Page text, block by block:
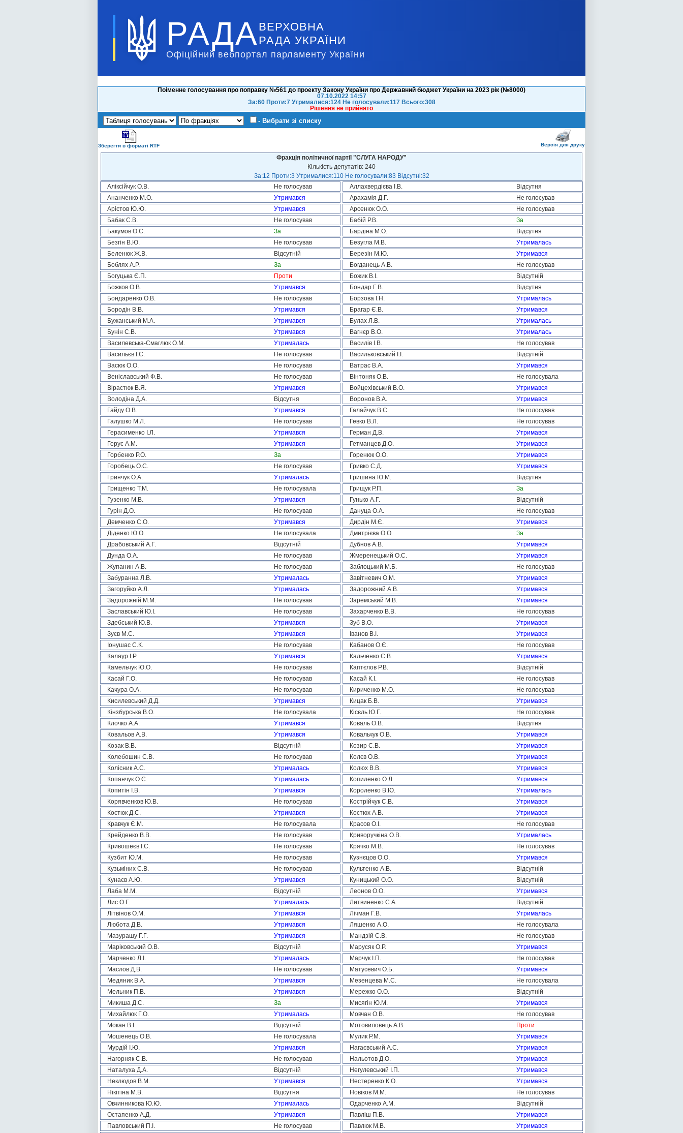
РАДА ВЕРХОВНА
РАДА УКРАЇНИ
Офіційний вебпортал парламенту України
Поіменне голосування про поправку №561 до проекту Закону України про Державний бюджет України на 2023 рік (№8000)
07.10.2022 14:57
За:60 Проти:7 Утрималися:124 Не голосували:117 Всього:308
Рішення не прийнято
- Вибрати зі списку
Зберегти в форматі RTF Версія для друку
Фракція політичної партії "СЛУГА НАРОДУ"
Кількість депутатів: 240
За:12 Проти:3 Утрималися:110 Не голосували:83 Відсутні:32
Аліксійчук О.В.
Не голосував Аллахвердієва І.В.
Відсутня
Ананченко М.О.
Утримався Арахамія Д.Г.
Не голосував
Арістов Ю.Ю.
Утримався Арсенюк О.О.
Не голосував
Бабак С.В.
Не голосував Бабій Р.В.
За
Бакумов О.С.
За Бардіна М.О.
Відсутня
Безгін В.Ю.
Не голосував Безугла М.В.
Утрималась
Беленюк Ж.В.
Відсутній Березін М.Ю.
Утримався
Боблях А.Р.
За Богданець А.В.
Не голосував
Богуцька Є.П.
Проти Божик В.І.
Відсутній
Божков О.В.
Утримався Бондар Г.В.
Відсутня
Бондаренко О.В.
Не голосував Борзова І.Н.
Утрималась
Бородін В.В.
Утримався Брагар Є.В.
Утримався
Бужанський М.А.
Утримався Булах Л.В.
Утрималась
Бунін С.В.
Утримався Вагнєр В.О.
Утрималась
Василевська-Смаглюк О.М.
Утрималась Василів І.В.
Не голосував
Васильєв І.С.
Не голосував Васильковський І.І.
Відсутній
Васюк О.О.
Не голосував Ватрас В.А.
Утримався
Веніславський Ф.В.
Не голосував Вінтоняк О.В.
Не голосувала
Вірастюк В.Я.
Утримався Войцехівський В.О.
Утримався
Володіна Д.А.
Відсутня Воронов В.А.
Утримався
Гайду О.В.
Утримався Галайчук В.С.
Не голосував
Галушко М.Л.
Не голосував Гевко В.Л.
Не голосував
Герасименко І.Л.
Утримався Герман Д.В.
Утримався
Герус А.М.
Утримався Гетманцев Д.О.
Утримався
Горбенко Р.О.
За Горенюк О.О.
Утримався
Горобець О.С.
Не голосував Гривко С.Д.
Утримався
Гринчук О.А.
Утрималась Гришина Ю.М.
Відсутня
Грищенко Т.М.
Не голосувала Грищук Р.П.
За
Гузенко М.В.
Утримався Гунько А.Г.
Відсутній
Гурін Д.О.
Не голосував Дануца О.А.
Не голосував
Демченко С.О.
Утримався Дирдін М.Є.
Утримався
Діденко Ю.О.
Не голосувала Дмитрієва О.О.
За
Драбовський А.Г.
Відсутній Дубнов А.В.
Утримався
Дунда О.А.
Не голосував Жмеренецький О.С.
Утримався
Жупанин А.В.
Не голосував Заблоцький М.Б.
Не голосував
Забуранна Л.В.
Утрималась Завітневич О.М.
Утримався
Загоруйко А.Л.
Утрималась Задорожний А.В.
Утримався
Задорожній М.М.
Не голосував Заремський М.В.
Утримався
Заславський Ю.І.
Не голосував Захарченко В.В.
Не голосував
Здебський Ю.В.
Утримався Зуб В.О.
Утримався
Зуєв М.С.
Утримався Іванов В.І.
Утримався
Іонушас С.К.
Не голосував Кабанов О.Є.
Не голосував
Калаур І.Р.
Утримався Кальченко С.В.
Утримався
Камельчук Ю.О.
Не голосував Каптєлов Р.В.
Відсутній
Касай Г.О.
Не голосував Касай К.І.
Не голосував
Качура О.А.
Не голосував Кириченко М.О.
Не голосував
Кисилевський Д.Д.
Утримався Кицак Б.В.
Утримався
Кінзбурська В.О.
Не голосувала Кісєль Ю.Г.
Не голосував
Клочко А.А.
Утримався Коваль О.В.
Відсутня
Ковальов А.В.
Утримався Ковальчук О.В.
Утримався
Козак В.В.
Відсутній Козир С.В.
Утримався
Колебошин С.В.
Не голосував Колєв О.В.
Утримався
Колісник А.С.
Утрималась Колюх В.В.
Утримався
Копанчук О.Є.
Утрималась Копиленко О.Л.
Утримався
Копитін І.В.
Утримався Короленко В.Ю.
Утрималась
Корявченков Ю.В.
Не голосував Кострійчук С.В.
Утримався
Костюк Д.С.
Утримався Костюх А.В.
Утримався
Кравчук Є.М.
Не голосувала Красов О.І.
Не голосував
Крейденко В.В.
Не голосував Криворучкіна О.В.
Утрималась
Кривошеєв І.С.
Не голосував Крячко М.В.
Не голосував
Кузбит Ю.М.
Не голосував Кузнєцов О.О.
Утримався
Кузьміних С.В.
Не голосував Культенко А.В.
Відсутній
Кунаєв А.Ю.
Утримався Куницький О.О.
Відсутній
Лаба М.М.
Відсутній Леонов О.О.
Утримався
Лис О.Г.
Утрималась Литвиненко С.А.
Відсутній
Літвінов О.М.
Утримався Лічман Г.В.
Утрималась
Любота Д.В.
Утримався Ляшенко А.О.
Не голосувала
Мазурашу Г.Г.
Утримався Мандзій С.В.
Не голосував
Маріковський О.В.
Відсутній Марусяк О.Р.
Утримався
Марченко Л.І.
Утрималась Марчук І.П.
Не голосував
Маслов Д.В.
Не голосував Матусевич О.Б.
Утримався
Медяник В.А.
Утримався Мезенцева М.С.
Не голосувала
Мельник П.В.
Утримався Мережко О.О.
Відсутній
Микиша Д.С.
За Мисягін Ю.М.
Утримався
Михайлюк Г.О.
Утрималась Мовчан О.В.
Не голосував
Мокан В.І.
Відсутній Мотовиловець А.В.
Проти
Мошенець О.В.
Не голосувала Мулик Р.М.
Утримався
Мурдій І.Ю.
Утримався Нагаєвський А.С.
Утримався
Нагорняк С.В.
Не голосував Нальотов Д.О.
Утримався
Наталуха Д.А.
Відсутній Негулевський І.П.
Утримався
Неклюдов В.М.
Утримався Нестеренко К.О.
Утримався
Нікітіна М.В.
Відсутня Новіков М.М.
Не голосував
Овчинникова Ю.Ю.
Утрималась Одарченко А.М.
Відсутній
Остапенко А.Д.
Утримався Павліш П.В.
Утримався
Павловський П.І.
Не голосував Павлюк М.В.
Утримався